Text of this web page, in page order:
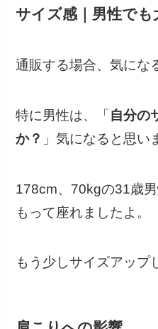
サイズ感｜男性でも
通販する場合、気にな
特に男性は、「 自分の
か？ 」気になると思い
178cm、70kgの31歳
もって座れましたよ。
もう少しサイズアップ